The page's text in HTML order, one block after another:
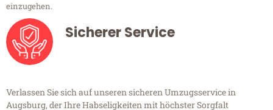
einzugehen.
Sicherer Service
Verlassen Sie sich auf unseren sicheren Umzugsservice in
Augsburg, der Ihre Habseligkeiten mit höchster Sorgfalt